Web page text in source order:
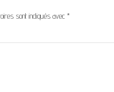
sont indiqués avec *